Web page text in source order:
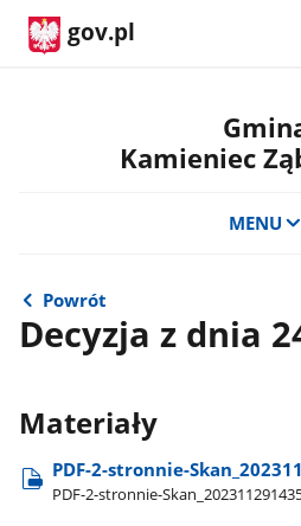
gov.pl
Kamieniec
MENU
Powrót
Decyzja z dnia
Materiały
PDF-2-stronnie-
PDF-2-stronnie-